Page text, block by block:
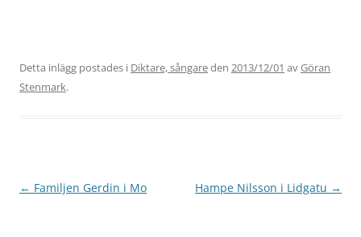
Detta inlägg postades i Diktare, sångareden 2013/12/01 avGöran
Stenmark.
Inläggsnavigering
← Familjen Gerdin i Mo Hampe Nilsson i Lidgatu →